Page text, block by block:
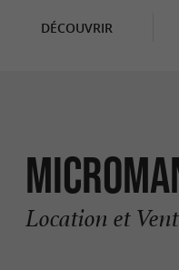
DÉCOUVRIR
Location et